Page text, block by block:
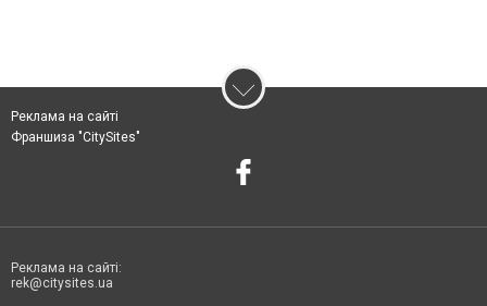
Реклама на сайті
Франшиза "CitySites"
Реклама на сайті:
rek@citysites.ua